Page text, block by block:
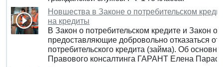
Новшества в Законе о потребительском
на кредиты
В Закон о потребительском кредите и Закон
предоставляющие добровольно отказаться
потребительского кредита (займа). Об
Правового консалтинга ГАРАНТ Елена